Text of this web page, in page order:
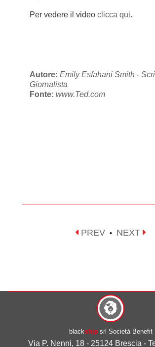
Per vedere il video clicca qui.
Autore: Emily Esfahani Smith -
Giornalista
Fonte: www.Ted.com
PREV • NEXT
blackshipsrl Società Benefit
Via P. Nenni, 18 - 25124 Brescia -